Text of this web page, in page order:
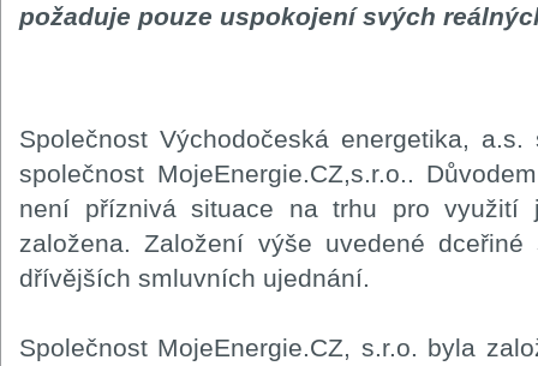
požaduje pouze uspokojení svých
Společnost Východočeská energetika,
společnost MojeEnergie.CZ,s.r.o..
není příznivá situace na trhu pro využití
založena. Založení výše uvedené
dřívějších smluvních ujednání.
Společnost MojeEnergie.CZ, s.r.o. byla